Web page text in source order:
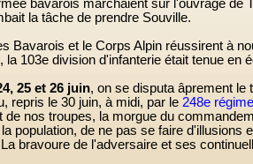
bavarois marchaient sur l'ouvrage
la tâche de prendre Souville.
Bavarois et le Corps Alpin réussirent à
la 103e division d'infanterie était tenue en
25 et 26 juin, on se disputa âprement le
repris le 30 juin, à midi, par le 248e
de nos troupes, la morgue du
population, de ne pas se faire
bravoure de l'adversaire et ses